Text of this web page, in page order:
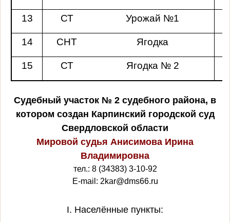
13 СТ Урожай №1
14 СНТ Ягодка
15 СТ Ягодка № 2
Судебный участок № 2 судебного района, в
котором создан Карпинский городской суд
Свердловской области
Мировой судья Анисимова Ирина
Владимировна
тел.: 8 (34383) 3-10-92
E-mail: 2kar@dms66.ru
I. Населённые пункты: